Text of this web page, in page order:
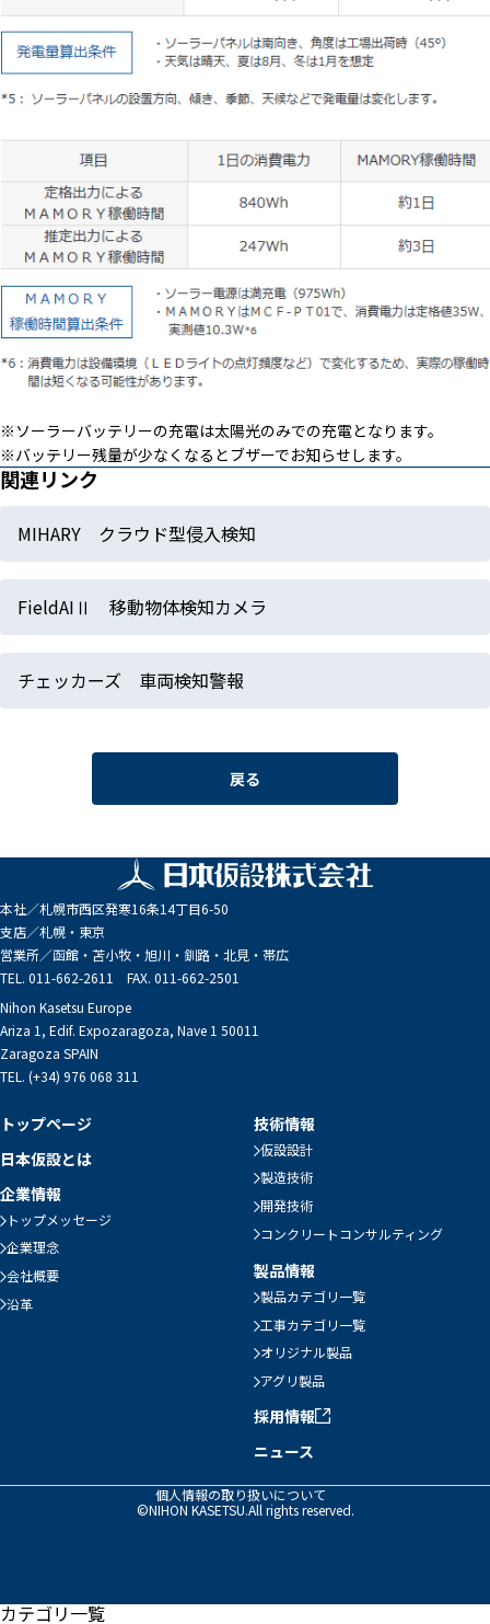
※ソーラーバッテリーの充電は太陽光のみでの充電となります。
※バッテリー残量が少なくなるとブザーでお知らせします。
関連リンク
MIHARY クラウド型侵入検知
FieldAIⅡ 移動物体検知カメラ
チェッカーズ 車両検知警報
戻る
本社／札幌市西区発寒16条14丁目6-50
支店／札幌・東京
営業所／函館・苫小牧・旭川・釧路・北見・帯広
TEL. 011-662-2611 FAX. 011-662-2501
Nihon Kasetsu Europe
Ariza 1, Edif. Expozaragoza, Nave 1 50011
Zaragoza SPAIN
TEL. (+34) 976 068 311
トップページ
日本仮設とは
企業情報
トップメッセージ
企業理念
会社概要
沿革
技術情報
仮設設計
製造技術
開発技術
コンクリートコンサルティング
製品情報
製品カテゴリ一覧
工事カテゴリ一覧
オリジナル製品
アグリ製品
採用情報
ニュース
個人情報の取り扱いについて
©NIHON KASETSU.All rights reserved.
カテゴリ一覧